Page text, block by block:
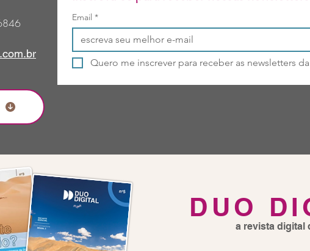
Email *
Quero me inscrever para receber as newsletters
DUO
a revista digital